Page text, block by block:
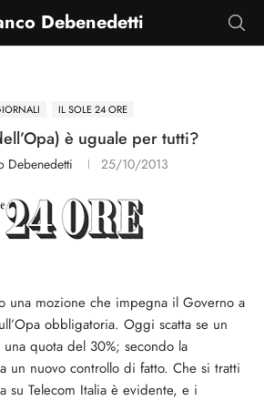
Debenedetti
IL SOLE 24 ORE
è uguale per tutti?
Debenedetti 25/10/2013
una mozione che impegna il Governo a
obbligatoria. Oggi scatta se un
quota del 30%; secondo la
un nuovo controllo di fatto. Che si tratti
su Telecom Italia è evidente, e i